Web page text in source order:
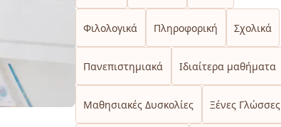
Φιλολογικά Πληροφορική Σχολικά
Πανεπιστημιακά Ιδιαίτερα μαθήματα
Μαθησιακές Δυσκολίες Ξένες Γλώσσες